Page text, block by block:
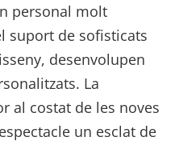
personal molt
suport de sofisticats
desenvolupen
La
al costat de les noves
un esclat de